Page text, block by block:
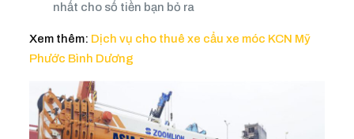
nhất cho số tiền bạn bỏ ra
Xem thêm: Dịch vụ cho thuê xe cẩu xe móc KCN Mỹ
Phước Bình Dương